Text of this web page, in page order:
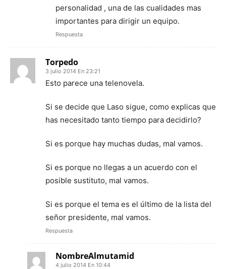
personalidad , una de las cualidades mas
importantes para dirigir un equipo.
Respuesta
Torpedo
3 julio 2014 En 23:21
Esto parece una telenovela.
Si se decide que Laso sigue, como explicas que
has necesitado tanto tiempo para decidirlo?
Si es porque hay muchas dudas, mal vamos.
Si es porque no llegas a un acuerdo con el
posible sustituto, mal vamos.
Si es porque el tema es el último de la lista del
señor presidente, mal vamos.
Respuesta
NombreAlmutamid
4 julio 2014 En 10:44